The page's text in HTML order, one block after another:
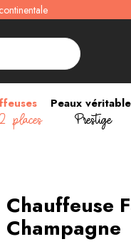
PeauxPrestige
Chauffeuse
Champagne